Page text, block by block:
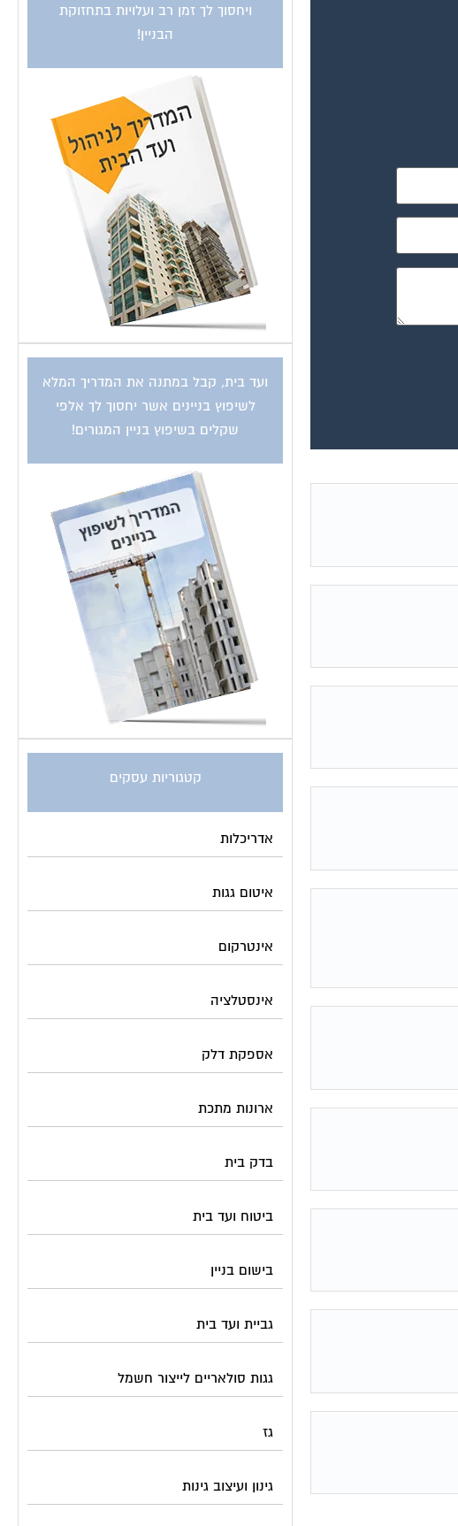
ויחסוך לך זמן רב ועלויות בתחזוקת
הבניין!
ועד בית, קבל במתנה את המדריך המלא
לשיפוץ בניינים אשר יחסוך לך אלפי
שקלים בשיפוץ בניין המגורים!
קטגוריות עסקים
אדריכלות
איטום גגות
אינטרקום
אינסטלציה
אספקת דלק
ארונות מתכת
בדק בית
ביטוח ועד בית
בישום בניין
גביית ועד בית
גגות סולאריים לייצור חשמל
גז
גינון ועיצוב גינות